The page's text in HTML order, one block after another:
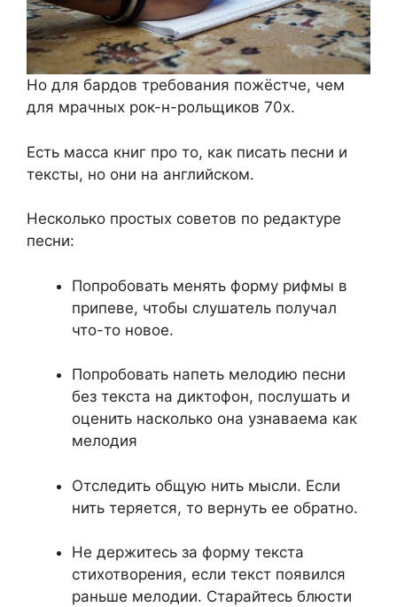
Но для бардов требования пожёстче, чем
для мрачных рок-н-рольщиков 70х.
Есть масса книг про то, как писать песни и
тексты, но они на английском.
Несколько простых советов по редактуре
песни:
Попробовать менять форму рифмы в
припеве, чтобы слушатель получал
что-то новое.
Попробовать напеть мелодию песни
без текста на диктофон, послушать и
оценить насколько она узнаваема как
мелодия
Отследить общую нить мысли. Если
нить теряется, то вернуть ее обратно.
Не держитесь за форму текста
стихотворения, если текст появился
раньше мелодии. Старайтесь блюсти